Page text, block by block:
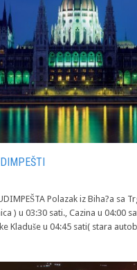
Polazak iz Biha?a sa
) u 03:30 sati., Cazina u 04:00
Kladuše u 04:45 sati( stara